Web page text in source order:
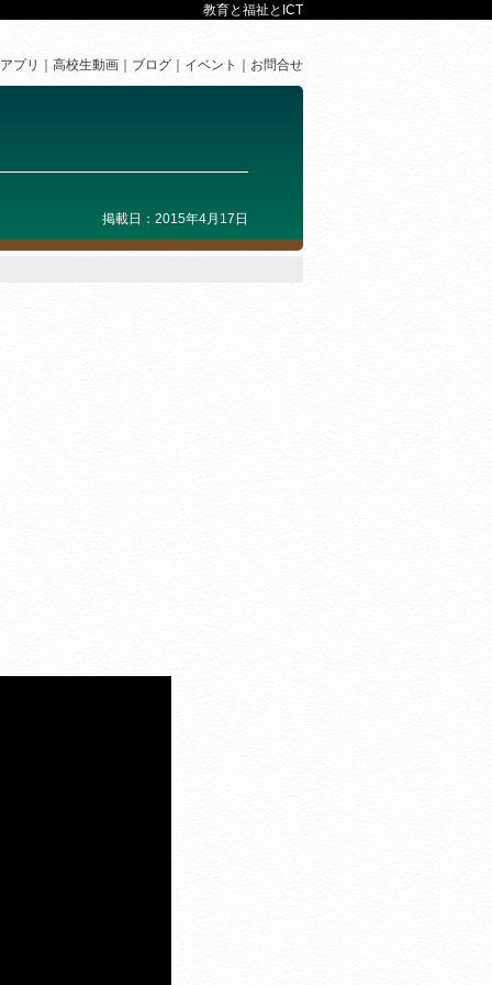
教育と福祉とICT
プリ 高校生動画 ブログ イベント お問合せ
掲載日：2015年4月17日